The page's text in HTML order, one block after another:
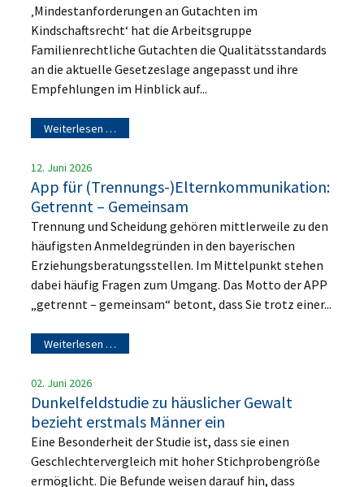
‚Mindestanforderungen an Gutachten im
Kindschaftsrecht‘ hat die Arbeitsgruppe
Familienrechtliche Gutachten die Qualitätsstandards
an die aktuelle Gesetzeslage angepasst und ihre
Empfehlungen im Hinblick auf...
Weiterlesen …
12. Juni 2026
App für (Trennungs-)Elternkommunikation:
Getrennt – Gemeinsam
Trennung und Scheidung gehören mittlerweile zu den
häufigsten Anmeldegründen in den bayerischen
Erziehungsberatungsstellen. Im Mittelpunkt stehen
dabei häufig Fragen zum Umgang. Das Motto der APP
„getrennt – gemeinsam“ betont, dass Sie trotz einer...
Weiterlesen …
02. Juni 2026
Dunkelfeldstudie zu häuslicher Gewalt
bezieht erstmals Männer ein
Eine Besonderheit der Studie ist, dass sie einen
Geschlechtervergleich mit hoher Stichprobengröße
ermöglicht. Die Befunde weisen darauf hin, dass